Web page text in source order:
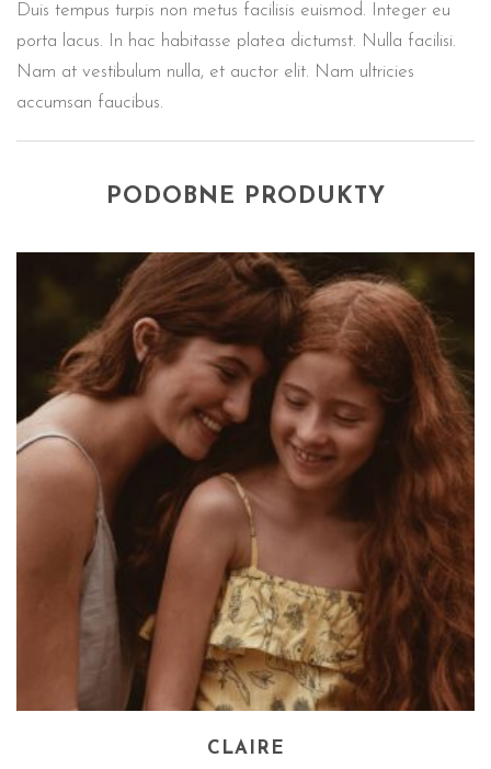
Duis tempus turpis non metus facilisis euismod. Integer eu
porta lacus. In hac habitasse platea dictumst. Nulla facilisi.
Nam at vestibulum nulla, et auctor elit. Nam ultricies
accumsan faucibus.
PODOBNE PRODUKTY
CLAIRE